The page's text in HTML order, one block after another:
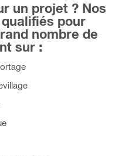
un projet ? Nos
pour
nombre de
sur :